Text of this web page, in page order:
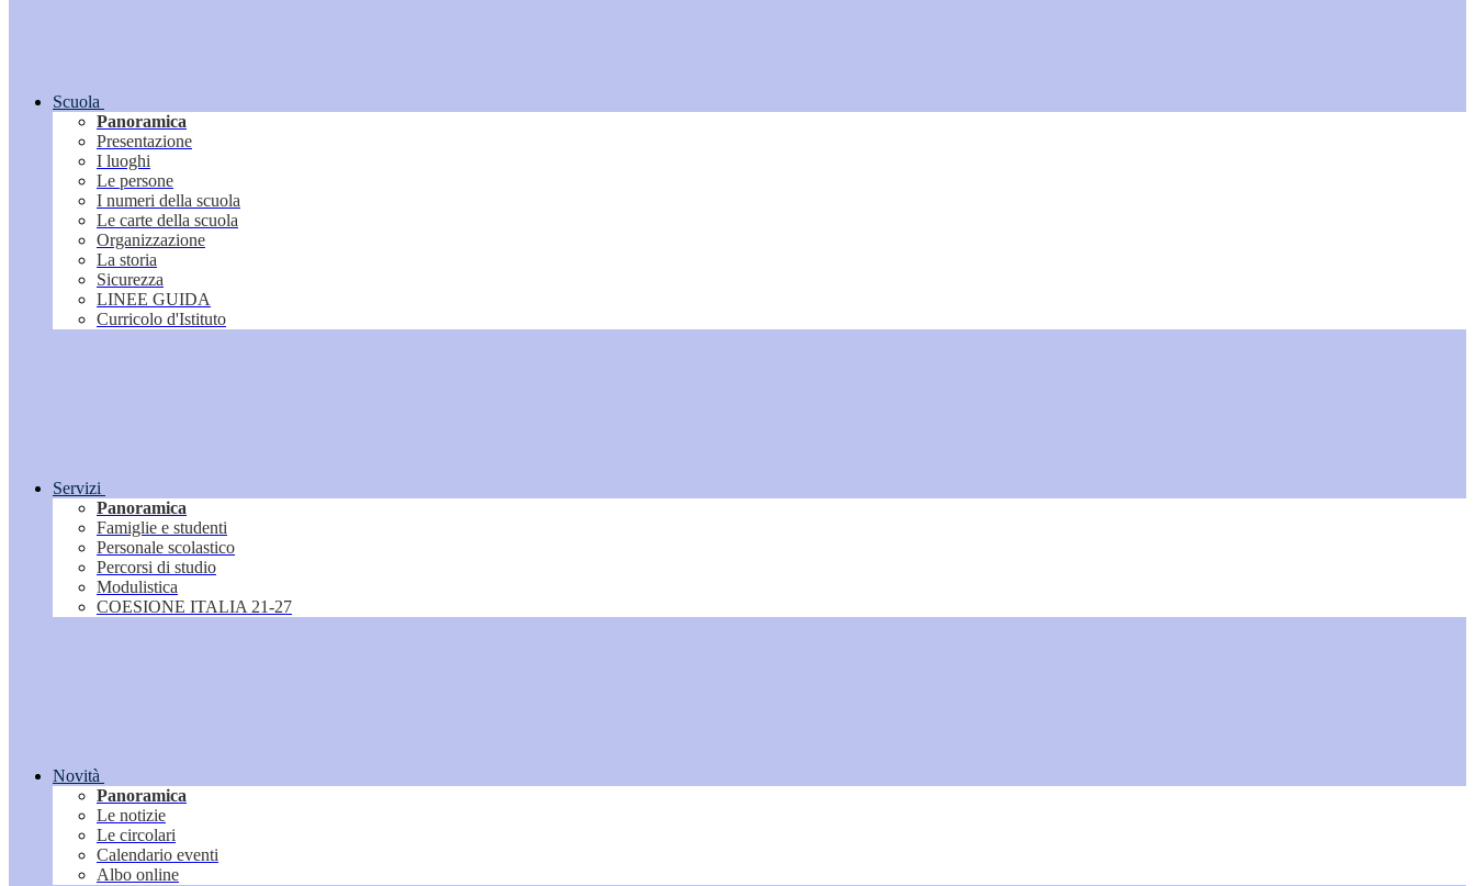
Scuola
Panoramica
Presentazione
I luoghi
Le persone
I numeri della scuola
Le carte della scuola
Organizzazione
La storia
Sicurezza
LINEE GUIDA
Curricolo d'Istituto
Servizi
Panoramica
Famiglie e studenti
Personale scolastico
Percorsi di studio
Modulistica
COESIONE ITALIA 21-27
Novità
Panoramica
Le notizie
Le circolari
Calendario eventi
Albo online